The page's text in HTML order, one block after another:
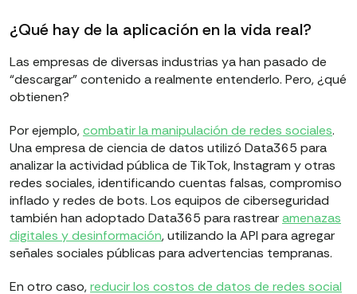
¿Qué hay de la aplicación en la vida real?
Las empresas de diversas industrias ya han pasado de
“descargar” contenido a realmente entenderlo. Pero, ¿qué
obtienen?
Por ejemplo,combatir la manipulación de redes sociales.
Una empresa de ciencia de datos utilizó Data365 para
analizar la actividad pública de TikTok, Instagram y otras
redes sociales, identificando cuentas falsas, compromiso
inflado y redes de bots. Los equipos de ciberseguridad
también han adoptado Data365 para rastrearamenazas
digitales y desinformación, utilizando la API para agregar
señales sociales públicas para advertencias tempranas.
En otro caso,reducir los costos de datos de redes social